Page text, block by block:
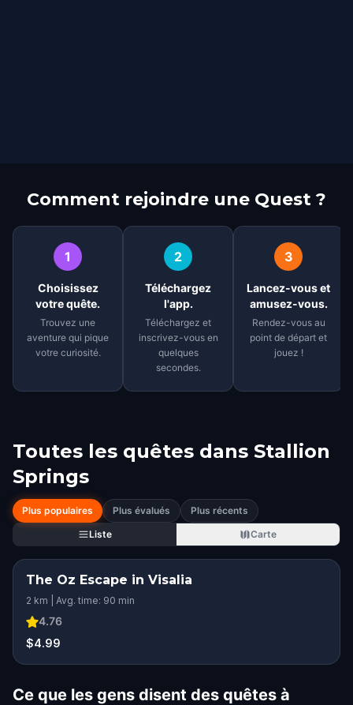
Comment rejoindre une Quest ?
1
Choisissez
votre quête.
Trouvez une
aventure qui pique
votre curiosité.
2
Téléchargez
l'app.
Téléchargez et
inscrivez-vous en
quelques
secondes.
3
Lancez-vous et
amusez-vous.
Rendez-vous au
point de départ et
jouez !
Toutes les quêtes dans Stallion
Springs
Plus populaires Plus évalués
Plus récents
Liste
Carte
The Oz Escape in Visalia
2 km | Avg. time: 90 min
4.76
$4.99
Ce que les gens disent des quêtes à